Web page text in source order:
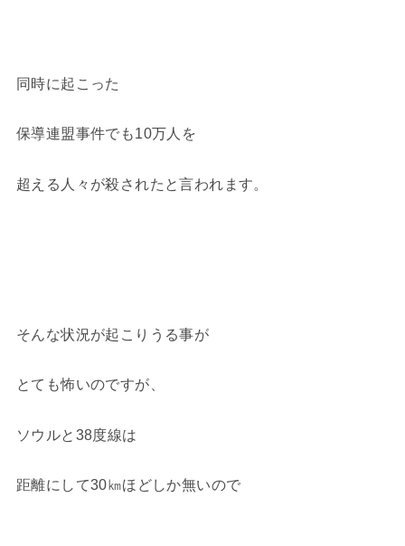
同時に起こった
保導連盟事件でも10万人を
超える人々が殺されたと言われます。
そんな状況が起こりうる事が
とても怖いのですが、
ソウルと38度線は
距離にして30㎞ほどしか無いので